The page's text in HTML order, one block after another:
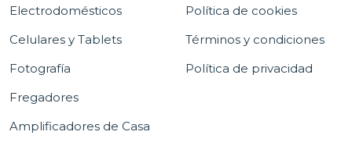
Electrodomésticos
Celulares y Tablets
Fotografía
Fregadores
Amplificadores de Casa
Política de cookies
Términos y condiciones
Política de privacidad